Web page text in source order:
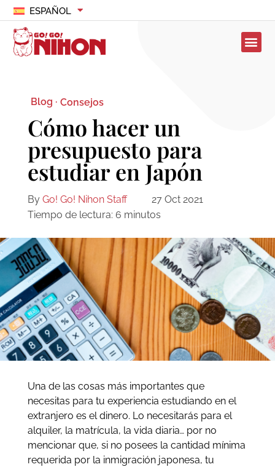
ESPAÑOL
Blog · Consejos
Cómo hacer un
presupuesto para
estudiar en Japón
By Go! Go! Nihon Staff
27 Oct 2021
Tiempo de lectura: 6 minutos
Una de las cosas más importantes que
necesitas para tu experiencia estudiando en el
extranjero es el dinero. Lo necesitarás para el
alquiler, la matrícula, la vida diaria… por no
mencionar que, si no posees la cantidad mínima
requerida por la inmigración japonesa, tu